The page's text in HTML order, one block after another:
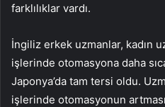
farklılıklar vardı.
İngiliz erkek uzmanlar, kadın
işlerinde otomasyona daha
Japonya’da tam tersi oldu.
işlerinde otomasyonun